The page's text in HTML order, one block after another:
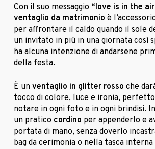
Con il suo messaggio “love is in the
ventaglio da matrimonio è
per affrontare il caldo quando il sole
un invitato in più in una giornata così
ha alcuna intenzione di andarsene
della festa.
È un ventaglio in glitter rosso che
tocco di colore, luce e ironia,
notare in ogni foto e in ogni brindisi.
un pratico cordino per appenderlo e
portata di mano, senza doverlo
bag da cerimonia o nella tasca interna